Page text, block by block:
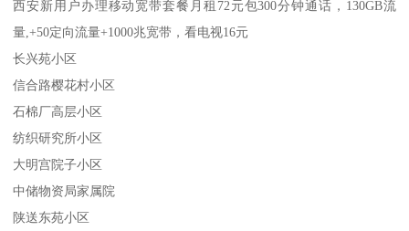
西安新用户办理移动宽带套餐月租72元包300分钟通话，130GB流
量,+50定向流量+1000兆宽带，看电视16元
长兴苑小区
信合路樱花村小区
石棉厂高层小区
纺织研究所小区
大明宫院子小区
中储物资局家属院
陕送东苑小区